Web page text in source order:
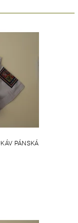
PÁNSKÁ